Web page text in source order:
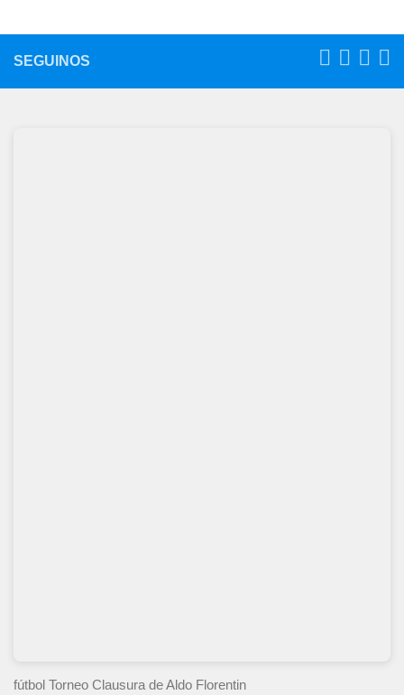
SEGUINOS
fútbol Torneo Clausura de Aldo Florentin